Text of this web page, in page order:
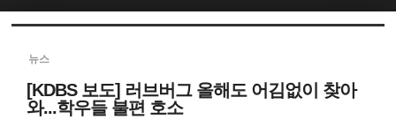
뉴스
[KDBS 보도] 러브버그 올해도 어김없이 찾아
와...학우들 불편 호소
Sketchbook5, 스케치북5